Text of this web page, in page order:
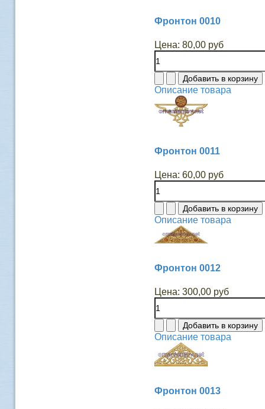
Фронтон 0010
Цена: 80,00 руб
Описание товара
Фронтон 0011
Цена: 60,00 руб
Описание товара
Фронтон 0012
Цена: 300,00 руб
Описание товара
Фронтон 0013